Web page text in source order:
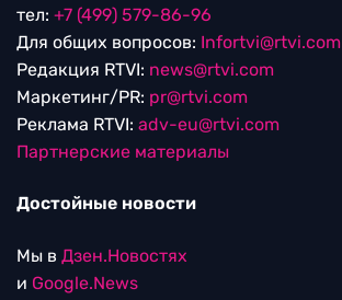
тел: +7 (499) 579-86-96
Для общих вопросов: Infortvi@rtvi.com
Редакция RTVI: news@rtvi.com
Маркетинг/PR: pr@rtvi.com
Реклама RTVI: adv-eu@rtvi.com
Партнерские материалы
Достойные новости
Мы в Дзен.Новостях
и Google.News